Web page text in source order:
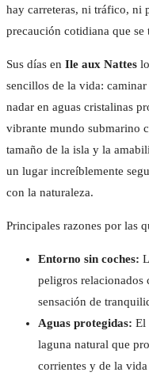
hay carreteras, ni tráfico, ni
precaución cotidiana que
Sus días en Ile aux Nattes
sencillos de la vida:
nadar en aguas cristalinas
vibrante mundo submarino
tamaño de la isla y la
un lugar increíblemente
con la naturaleza.
Principales razones por las
Entorno sin coches:
peligros
sensación de
Aguas protegidas: El
laguna natural que
corrientes y de la